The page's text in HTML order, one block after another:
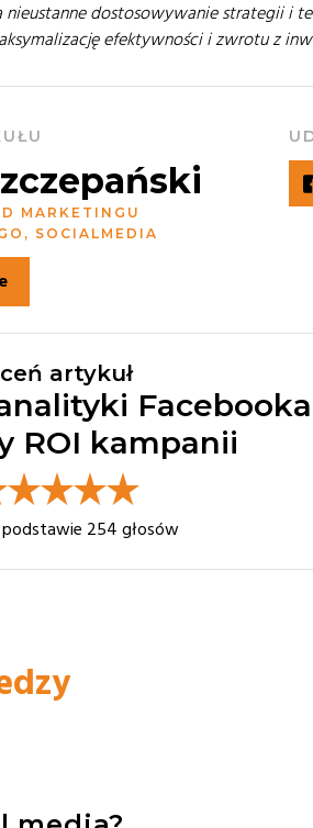
nieustanne dostosowywanie strategii i
efektywności i zwrotu z
MARKETINGU
SOCIALMEDIA
artykuł
ROI kampanii
254 głosów